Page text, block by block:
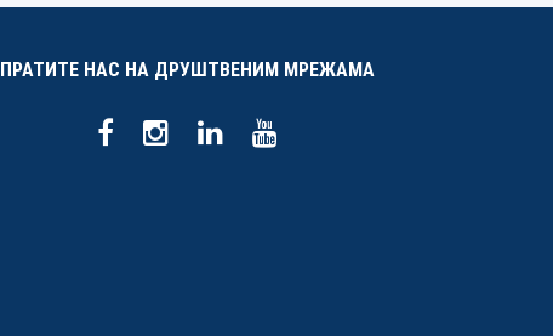
ПРАТИТЕ НАС НА ДРУШТВЕНИМ МРЕЖАМА